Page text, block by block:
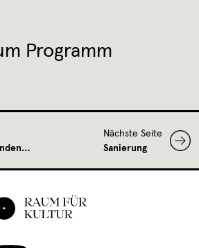
Programm
Nächste Seite
Sanierung